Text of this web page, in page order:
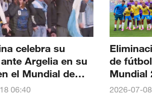
celebra su
Argelia en su
el Mundial de
06:40
de
Mundial
2026-07-